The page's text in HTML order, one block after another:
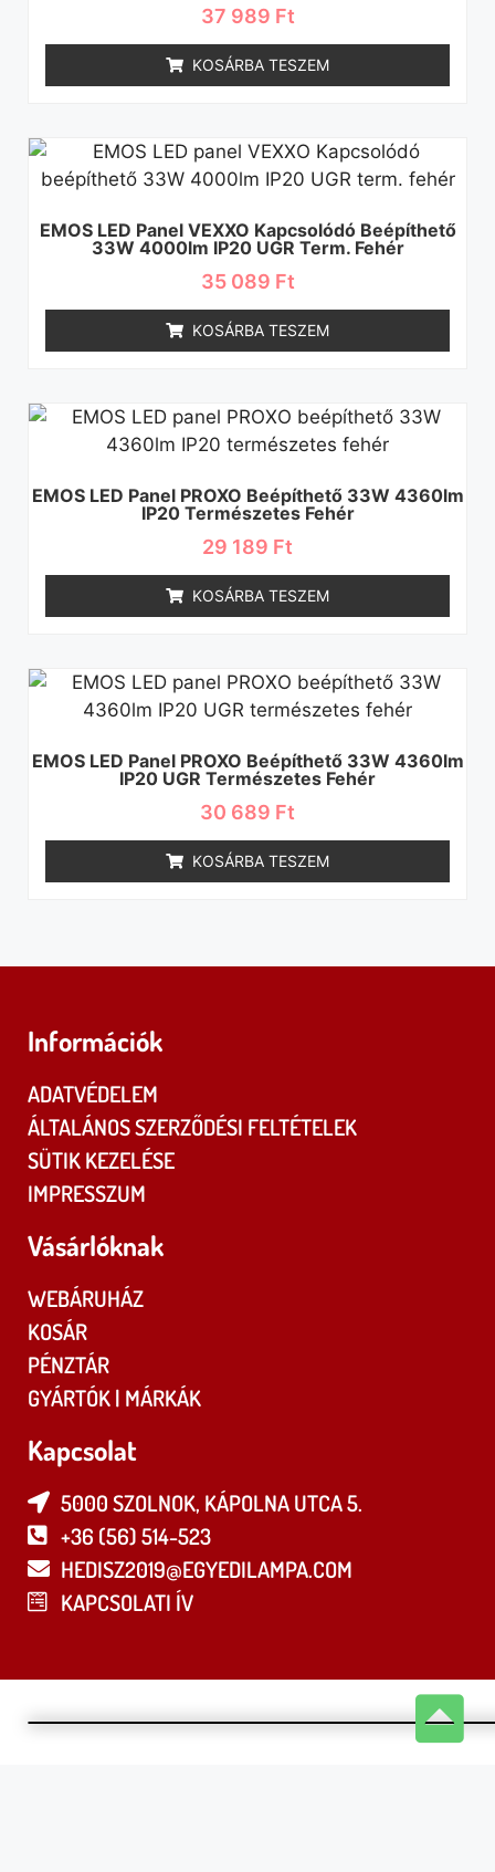
37 989 Ft
KOSÁRBA TESZEM
EMOS LED Panel VEXXO Kapcsolódó Beépíthető
33W 4000lm IP20 UGR Term. Fehér
35 089 Ft
KOSÁRBA TESZEM
EMOS LED Panel PROXO Beépíthető 33W 4360lm
IP20 Természetes Fehér
29 189 Ft
KOSÁRBA TESZEM
EMOS LED Panel PROXO Beépíthető 33W 4360lm
IP20 UGR Természetes Fehér
30 689 Ft
KOSÁRBA TESZEM
Információk
ADATVÉDELEM
ÁLTALÁNOS SZERZŐDÉSI FELTÉTELEK
SÜTIK KEZELÉSE
IMPRESSZUM
Vásárlóknak
WEBÁRUHÁZ
KOSÁR
PÉNZTÁR
GYÁRTÓK | MÁRKÁK
Kapcsolat
5000 SZOLNOK, KÁPOLNA UTCA 5.
+36 (56) 514-523
HEDISZ2019@EGYEDILAMPA.COM
KAPCSOLATI ÍV